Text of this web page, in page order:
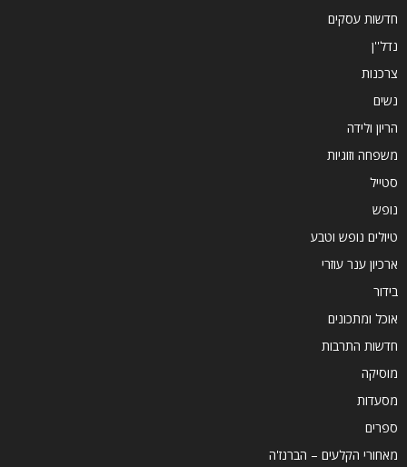
חדשות עסקים
נדל''ן
צרכנות
נשים
הריון ולידה
משפחה וזוגיות
סטייל
נופש
טיולים נופש וטבע
ארכיון ענר עוזרי
בידור
אוכל ומתכונים
חדשות התרבות
מוסיקה
מסעדות
ספרים
מאחורי הקלעים – הברנז'ה